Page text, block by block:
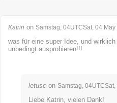
Katrin on Samstag, 04UTCSat, 04
was für eine super Idee, und
unbedingt ausprobieren!!!
letusc on Samstag,
Liebe Katrin, vielen Dank!